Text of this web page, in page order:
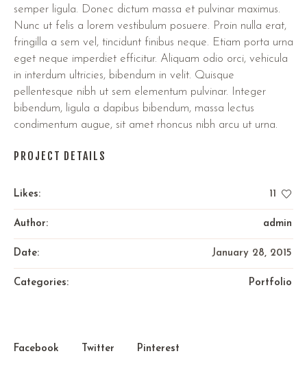
semper ligula. Donec dictum massa et pulvinar maximus.
Nunc ut felis a lorem vestibulum posuere. Proin nulla erat,
fringilla a sem vel, tincidunt finibus neque. Etiam porta urna
eget neque imperdiet efficitur. Aliquam odio orci, vehicula
in interdum ultricies, bibendum in velit. Quisque
pellentesque nibh ut sem elementum pulvinar. Integer
bibendum, ligula a dapibus bibendum, massa lectus
condimentum augue, sit amet rhoncus nibh arcu ut urna.
PROJECT DETAILS
Likes: 11
Author: admin
Date: January 28, 2015
Categories: Portfolio
Facebook Twitter Pinterest